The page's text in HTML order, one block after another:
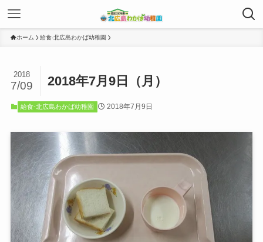
ホーム 給食-北広島わかば幼稚園
2018年7月9日（月）
2018
7/09
給食-北広島わかば幼稚園 2018年7月9日